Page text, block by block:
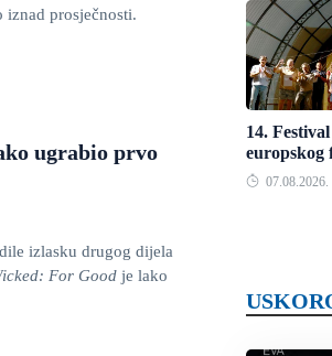
iznad prosječnosti.
ugrabio prvo
izlasku drugog dijela
For Good je lako
14.
europskog
07.08.2026.